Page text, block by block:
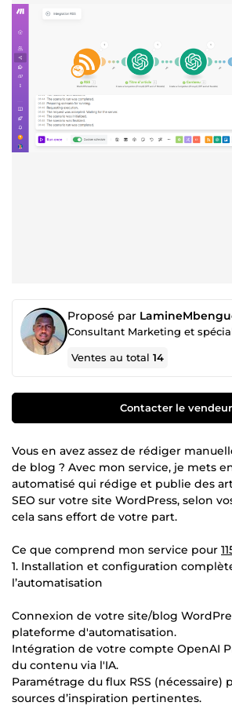
Proposé par
Consultant Marketing et
Ventes au total14
Contacter le vendeur
Vous en avez assez de rédiger
de blog ? Avec mon service, je mets
automatisé qui rédige et publie des
SEO sur votre site WordPress, selon
cela sans effort de votre part.
Ce que comprend mon service pour
1. Installation et configuration
l’automatisation
Connexion de votre site/blog
plateforme d'automatisation.
Intégration de votre compte OpenAI
du contenu via l'IA.
Paramétrage du flux RSS (nécessaire)
sources d’inspiration pertinentes.